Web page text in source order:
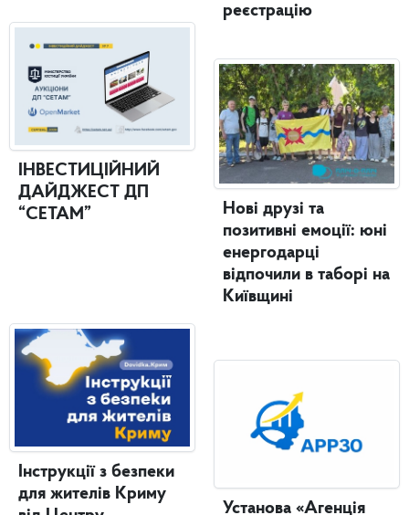
ІНВЕСТИЦІЙНИЙ
ДАЙДЖЕСТ ДП
“СЕТАМ”
Інструкції з безпеки
для жителів Криму
реєстрацію
Нові друзі та
позитивні емоції: юні
енергодарці
відпочили в таборі на
Київщині
Установа «Агенція